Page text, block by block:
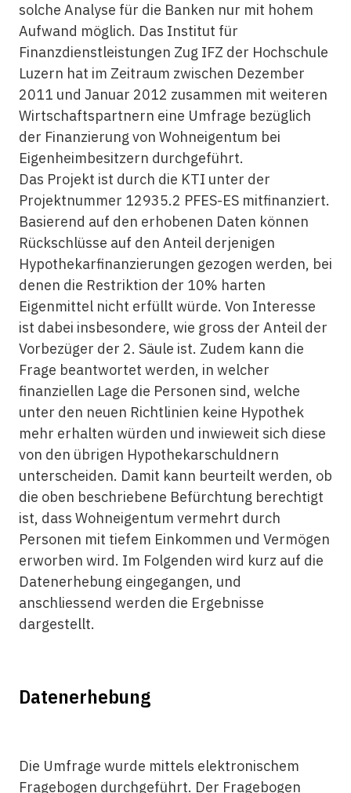
solche Analyse für die Banken nur mit hohem
Aufwand möglich. Das Institut für
Finanzdienstleistungen Zug IFZ der Hochschule
Luzern hat im Zeitraum zwischen Dezember
2011 und Januar 2012 zusammen mit weiteren
Wirtschaftspartnern eine Umfrage bezüglich
der Finanzierung von Wohneigentum bei
Eigenheimbesitzern durchgeführt.
Das Projekt ist durch die KTI unter der
Projektnummer 12935.2 PFES-ES mitfinanziert.
Basierend auf den erhobenen Daten können
Rückschlüsse auf den Anteil derjenigen
Hypothekarfinanzierungen gezogen werden, bei
denen die Restriktion der 10% harten
Eigenmittel nicht erfüllt würde. Von Interesse
ist dabei insbesondere, wie gross der Anteil der
Vorbezüger der 2. Säule ist. Zudem kann die
Frage beantwortet werden, in welcher
finanziellen Lage die Personen sind, welche
unter den neuen Richtlinien keine Hypothek
mehr erhalten würden und inwieweit sich diese
von den übrigen Hypothekarschuldnern
unterscheiden. Damit kann beurteilt werden, ob
die oben beschriebene Befürchtung berechtigt
ist, dass Wohneigentum vermehrt durch
Personen mit tiefem Einkommen und Vermögen
erworben wird. Im Folgenden wird kurz auf die
Datenerhebung eingegangen, und
anschliessend werden die Ergebnisse
dargestellt.
Datenerhebung
Die Umfrage wurde mittels elektronischem
Fragebogen durchgeführt. Der Fragebogen